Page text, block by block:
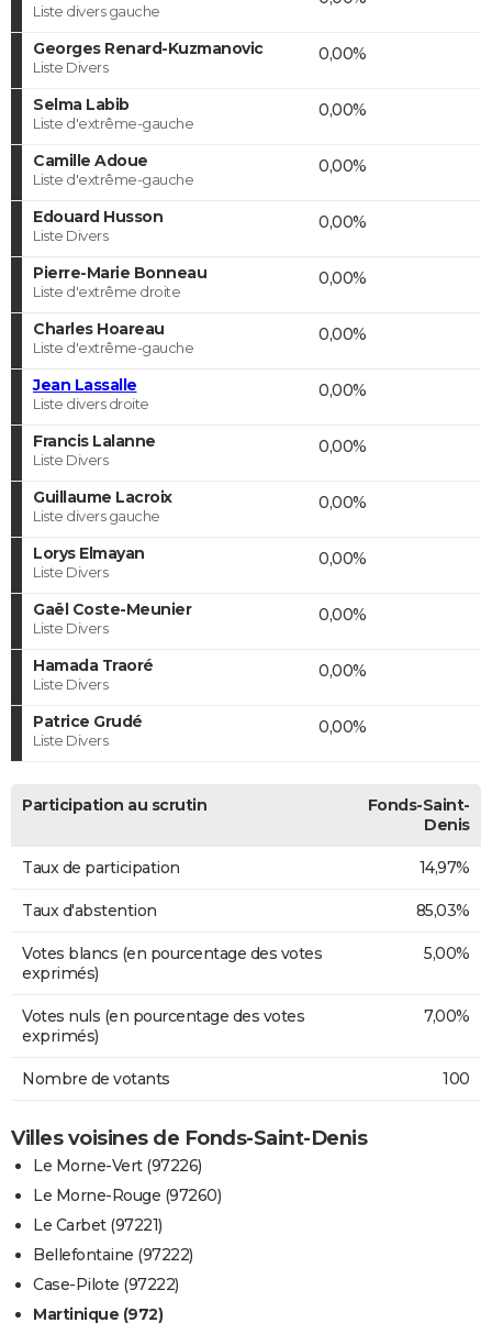
Liste divers gauche
Georges Renard-Kuzmanovic
Liste Divers
0,00%
Selma Labib
Liste d'extrême-gauche
0,00%
Camille Adoue
Liste d'extrême-gauche
0,00%
Edouard Husson
Liste Divers
0,00%
Pierre-Marie Bonneau
Liste d'extrême droite
0,00%
Charles Hoareau
Liste d'extrême-gauche
0,00%
Jean Lassalle
Liste divers droite
0,00%
Francis Lalanne
Liste Divers
0,00%
Guillaume Lacroix
Liste divers gauche
0,00%
Lorys Elmayan
Liste Divers
0,00%
Gaël Coste-Meunier
Liste Divers
0,00%
Hamada Traoré
Liste Divers
0,00%
Patrice Grudé
Liste Divers
0,00%
Participation au scrutin
Fonds-Saint-
Denis
Taux de participation 14,97%
Taux d'abstention 85,03%
Votes blancs (en pourcentage des votes
exprimés)
5,00%
Votes nuls (en pourcentage des votes
exprimés)
7,00%
Nombre de votants 100
Villes voisines de Fonds-Saint-Denis
Le Morne-Vert (97226)
Le Morne-Rouge (97260)
Le Carbet (97221)
Bellefontaine (97222)
Case-Pilote (97222)
Martinique (972)